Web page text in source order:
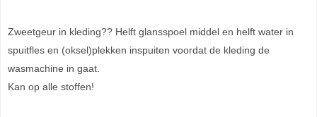
Zweetgeur in kleding?? Helft glansspoel middel en helft water in
spuitfles en (oksel)plekken inspuiten voordat de kleding de
wasmachine in gaat.
Kan op alle stoffen!